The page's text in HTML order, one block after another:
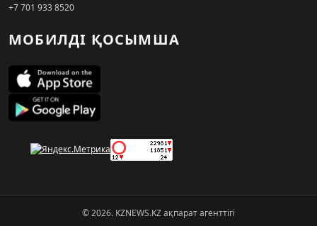
+7 701 933 8520
МОБИЛДІ ҚОСЫМША
© 2026. KZNEWS.KZ ақпарат агенттігі